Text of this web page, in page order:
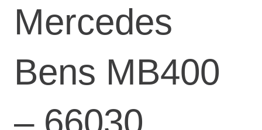
Mercedes
Bens MB400